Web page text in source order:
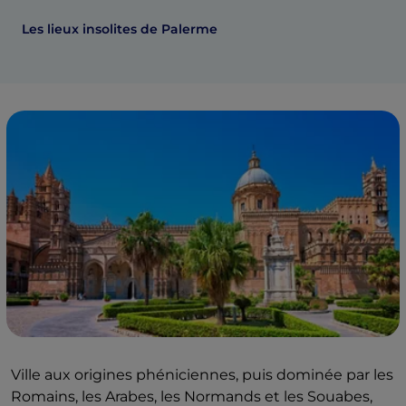
Les lieux insolites de Palerme
Ville aux origines phéniciennes, puis dominée par les
Romains, les Arabes, les Normands et les Souabes,